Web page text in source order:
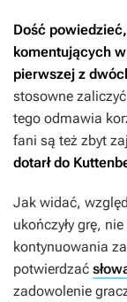
Dość
komentujących
pierwszej z
stosowne
tego odmawia
fani są też zbyt
dotarł do
Jak widać,
ukończyły grę,
kontynuowania
potwierdzać
zadowolenie